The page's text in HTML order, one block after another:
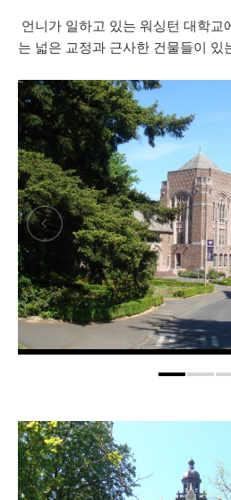
언니가 일하고 있는 워싱턴 대학교
는 넓은 교정과 근사한 건물들이 있